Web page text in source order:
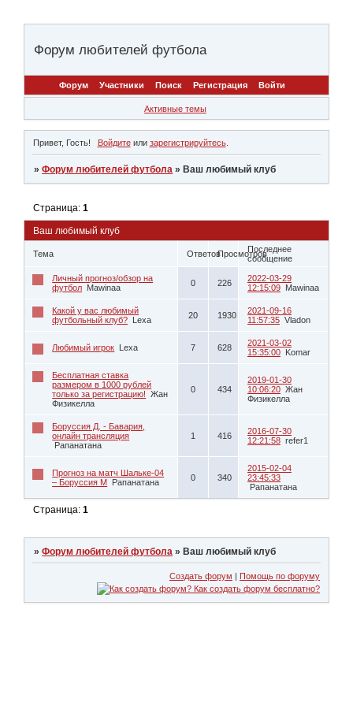
Форум любителей футбола
Форум Участники Поиск Регистрация Войти
Активные темы
Привет, Гость! Войдитеили зарегистрируйтесь.
»Форум любителей футбола » Ваш любимый клуб
Ваш любимый клуб
Страница:1
Тема ОтветовПросмотровПоследнее
сообщение
Личный прогноз/обзор на
футбол Mawinaa 0 226
2022-03-29
12:15:09 Mawinaa
Какой у вас любимый
футбольный клуб? Lexa 20 1930
2021-09-16
11:57:35 Vladon
Любимый игрок Lexa 7 628
2021-03-02
15:35:00 Komar
Бесплатная ставка
размером в 1000 рублей
только за регистрацию!
Жан
Физикелла
0 434
2019-01-30
10:06:20 Жан
Физикелла
Боруссия Д. - Бавария,
онлайн трансляция
Рапанатана
1 416
2016-07-30
12:21:58 refer1
Прогноз на матч Шальке-04
– Боруссия М Рапанатана 0 340
2015-02-04
23:45:33
Рапанатана
Страница:1
»Форум любителей футбола »Ваш любимый клуб
Создать форум | Помощь по форуму